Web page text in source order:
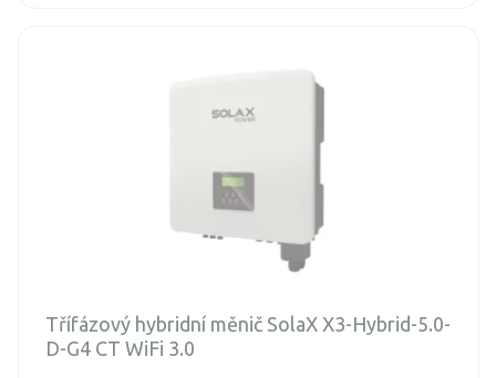
Třífázový hybridní měnič SolaX X3-Hybrid-5.0-
D-G4 CT WiFi 3.0